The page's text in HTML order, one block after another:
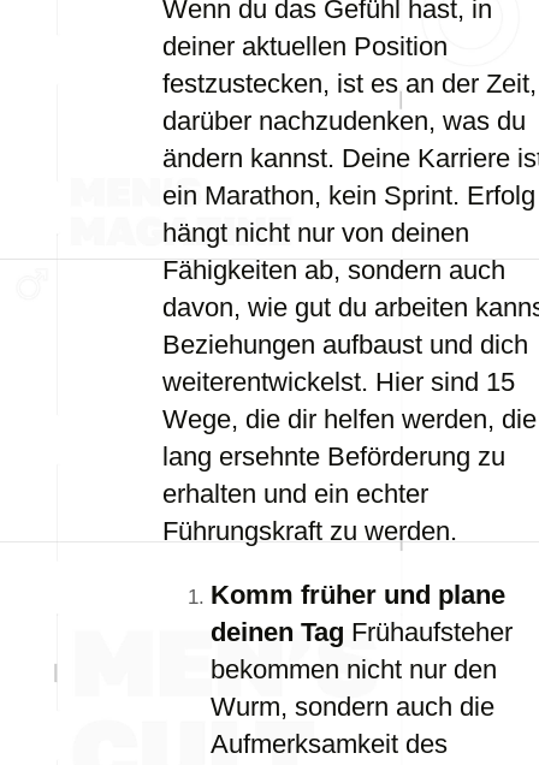
Wenn du das Gefühl hast, in
deiner aktuellen Position
festzustecken, ist es an der Zeit,
darüber nachzudenken, was du
ändern kannst. Deine Karriere
ein Marathon, kein Sprint. Erfolg
hängt nicht nur von deinen
Fähigkeiten ab, sondern auch
davon, wie gut du arbeiten
Beziehungen aufbaust und dich
weiterentwickelst. Hier sind 15
Wege, die dir helfen werden, die
lang ersehnte Beförderung zu
erhalten und ein echter
Führungskraft zu werden.
Komm früher und plane
deinen Tag Frühaufsteher
bekommen nicht nur den
Wurm, sondern auch die
Aufmerksamkeit des